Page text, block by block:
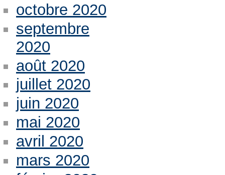
octobre 2020
septembre
2020
août 2020
juillet 2020
juin 2020
mai 2020
avril 2020
mars 2020